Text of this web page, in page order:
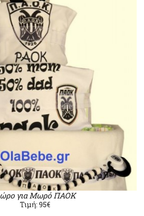
για Μωρό ΠΑΟΚ
Τιμή: 95€